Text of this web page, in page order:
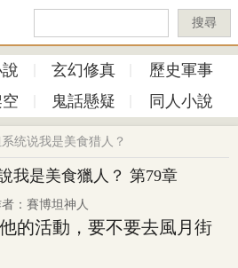
搜尋
玄幻修真
歷史軍事
鬼話懸疑 同人小說
统说我是美食猎人？
我是美食獵人？ 第79章
：賽博坦神人
活動，要不要去風月街